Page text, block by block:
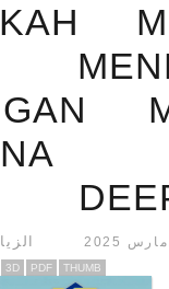
3D PDF THUMB